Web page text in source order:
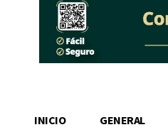
INICIO GENERAL